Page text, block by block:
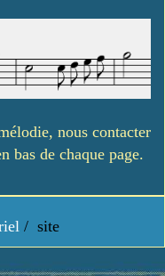
nous contacter
bas de chaque page.
/ site